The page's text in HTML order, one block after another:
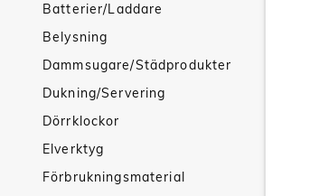
Batterier/Laddare
Belysning
Dammsugare/Städprodukter
Dukning/Servering
Dörrklockor
Elverktyg
Förbrukningsmaterial